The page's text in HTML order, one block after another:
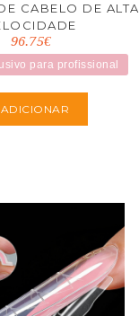
CABELO DE ALTA
96.75€
para profissional
ADICIONAR